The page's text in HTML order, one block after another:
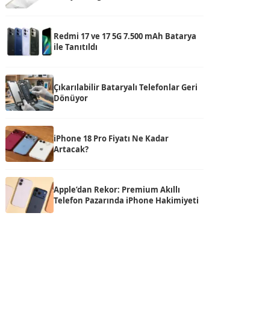
Redmi 17 ve 17 5G 7.500 mAh Batarya
ile Tanıtıldı
Çıkarılabilir Bataryalı Telefonlar Geri
Dönüyor
iPhone 18 Pro Fiyatı Ne Kadar
Artacak?
Apple’dan Rekor: Premium Akıllı
Telefon Pazarında iPhone Hakimiyeti